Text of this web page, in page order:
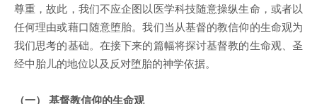
尊重，故此，我们不应企图以医学科技随意操纵生命，或者以
任何理由或藉口随意堕胎。我们当从基督的教信仰的生命观为
我们思考的基础。在接下来的篇幅将探讨基督教的生命观、圣
经中胎儿的地位以及反对堕胎的神学依据。
（一） 基督教信仰的生命观